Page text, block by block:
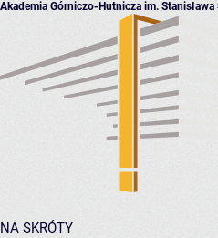
Akademia Górniczo-Hutnicza im.
NA SKRÓTY